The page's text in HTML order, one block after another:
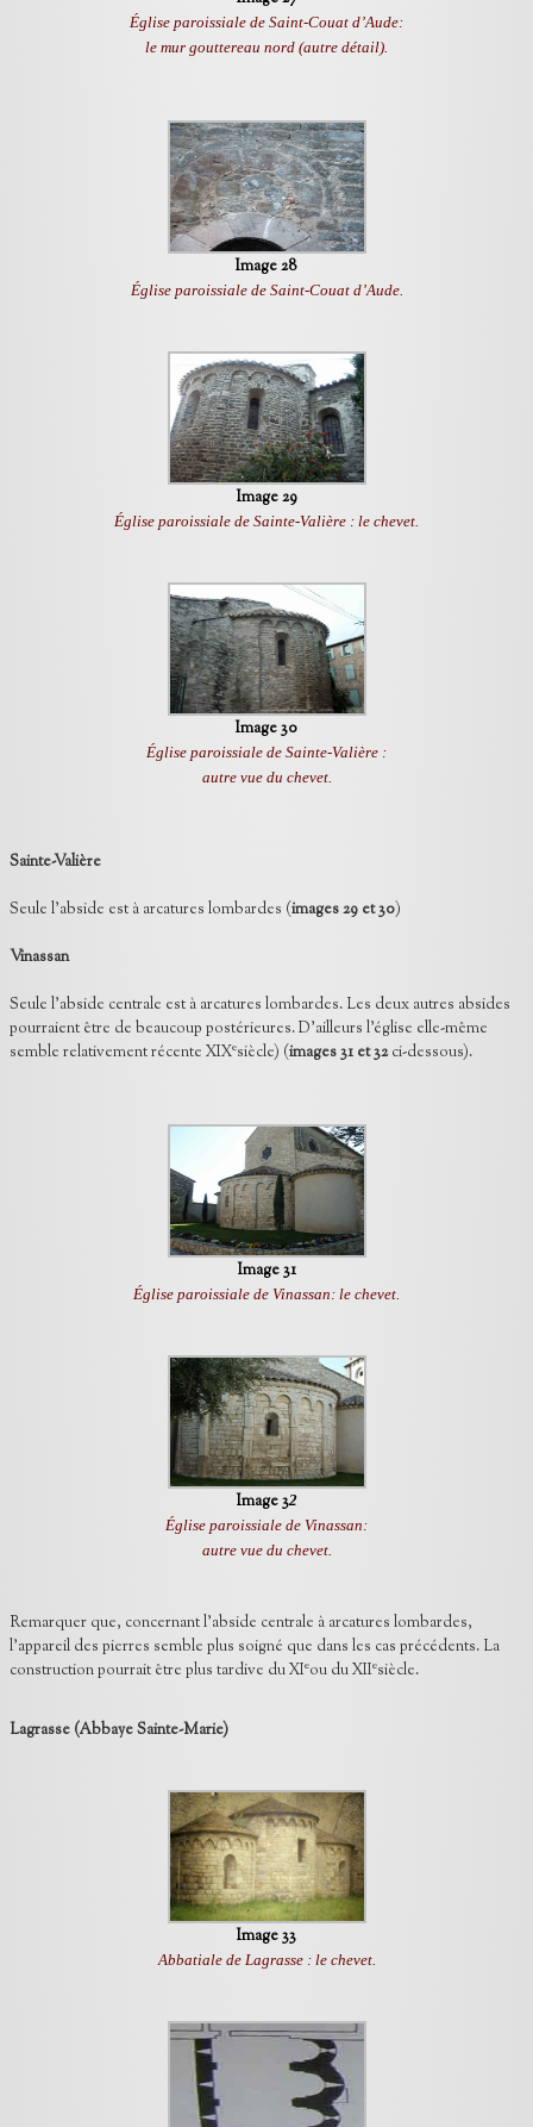
Église paroissiale de Saint-Couat d’Aude:
le mur gouttereau nord (autre détail).
Image 28
Église paroissiale de Saint-Couat d’Aude.
Image 29
Église paroissiale de Sainte-Valière : le chevet.
Image 30
Église paroissiale de Sainte-Valière :
autre vue du chevet.
Sainte-Valière
Seule l’abside est à arcatures lombardes (images 29 et 30)
Vinassan
Seule l’abside centrale est à arcatures lombardes. Les deux autres absides
pourraient être de beaucoup postérieures. D’ailleurs l’église elle-même
semble relativement récente XIXesiècle) (images 31 et 32ci-dessous).
Image 31
Église paroissiale de Vinassan: le chevet.
Image 32
Église paroissiale de Vinassan:
autre vue du chevet.
Remarquer que, concernant l’abside centrale à arcatures lombardes,
l’appareil des pierres semble plus soigné que dans les cas précédents. La
construction pourrait être plus tardive du XIeou du XIIesiècle.
Lagrasse (Abbaye Sainte-Marie)
Image 33
Abbatiale de Lagrasse : le chevet.